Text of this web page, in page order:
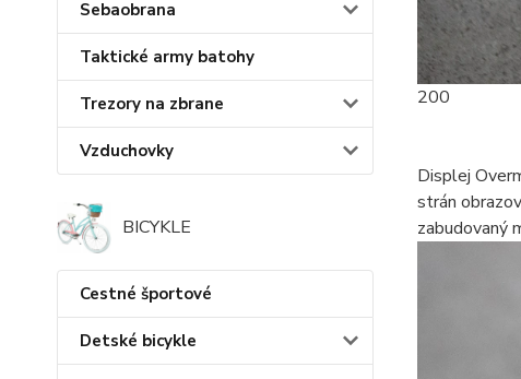
Sebaobrana
Taktické army batohy
Trezory na zbrane
Vzduchovky
BICYKLE
Cestné športové
Detské bicykle
200
Displej
strán
zabudovaný